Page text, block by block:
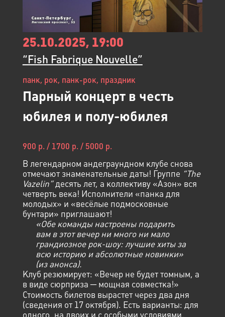
25.10.2025, 19:00
“Fish Fabrique Nouvelle”
панк, рок, панк-рок, праздник
Парный концерт в честь
юбилея и полу-юбилея
900 р. / 1700 р. / 5000 р.
В легендарном андеграундном клубе снова
отмечают знаменательные даты! Группе “The
Vazelin”десять лет, а коллективу «Азон» вся
четверть века! Исполнители «панка для
молодых» и «весёлые подмосковные
бунтари» приглашают!
«Обе команды настроены подарить
вам в этот вечер ни много ни мало
грандиозное рок-шоу: лучшие хиты за
всю историю и абсолютные новинки»
(из анонса).
Клуб резюмирует: «Вечер не будет томным, а
в виде сюрприза ─ мощная совместка!»
Стоимость билетов вырастет через два дня
(сведения от 17 октября). Есть варианты: для
одного, на двоих и с особыми условиями.